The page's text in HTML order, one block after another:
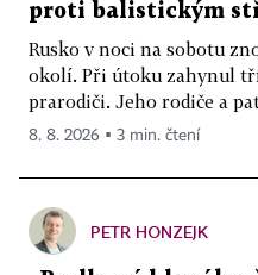
proti balistickým
Rusko v noci na sobotu
okolí. Při útoku zahynul
prarodiči. Jeho rodiče a
8. 8. 2026 ▪ 3 min. čtení
PETR HONZEJK